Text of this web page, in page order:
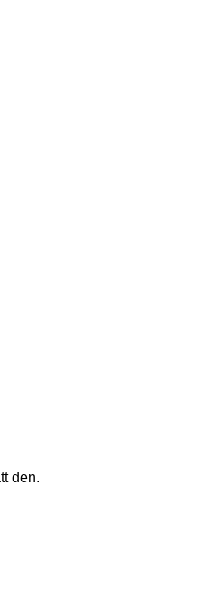
den.